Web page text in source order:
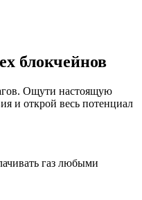
блокчейнов
Ощути настоящую
и открой весь потенциал
газ любыми